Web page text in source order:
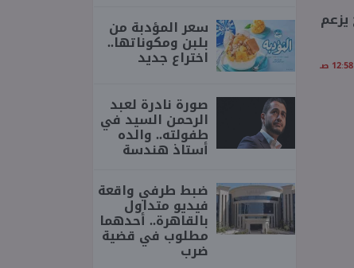
2026.. شاومينج يزعم
سعر المؤدبة من
بلبن ومكوناتها..
اختراع جديد
صورة نادرة لعبد
الرحمن السيد في
طفولته.. والده
أستاذ هندسة
ضبط طرفي واقعة
فيديو متداول
بالقاهرة.. أحدهما
مطلوب في قضية
ضرب